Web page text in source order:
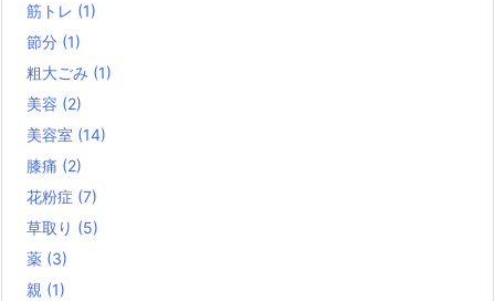
筋トレ (1)
節分 (1)
粗大ごみ (1)
美容 (2)
美容室 (14)
膝痛 (2)
花粉症 (7)
草取り (5)
薬 (3)
親 (1)